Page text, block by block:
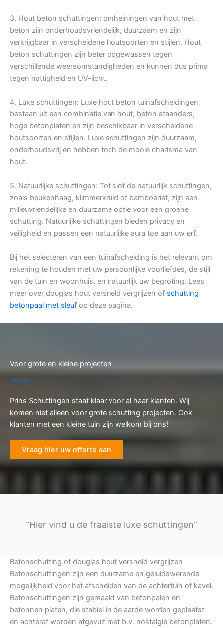
3. Hout beton schuttingen: omheiningen van hout met
beton zijn onderhoudsvriendelijk, duurzaam en zijn
verkrijgbaar in verscheidene houtsoorten en stijlen. Hout
beton schuttingen zijn beter opgewassen tegen
verschillende weersomstandigheden en kunnen dus prima
tegen nattigheid en UV-licht.
4. Luxe schuttingen: Luxe hout beton tuinafscheidingen
bestaan uit een combinatie van hout, beton staanders,
hoge betonplaten en zijn beschikbaar in verscheidene
houtsoorten en stijlen. Luxe schuttingen zijn duurzaam,
onderhoudsvrij en hebben toch de mooie charisma van
hout.
5. Natuurlijke schuttingen: Tot slot de natuurlijk schuttingen,
zoals beukenhaag, klimmerkruid of bamboeriet, zijn een
milieuvriendelijke en duurzame optie voor een groene
schutting. Natuurlijke schuttingen bieden privacy en
veiligheid en passen een natuurlijke aura toe aan uw erf.
Bij het selecteren van een tuinafscheiding is het relevant om
rekening te houden met uw persoonlijke voorliefdes, de stijl
van de tuin en woonhuis, en natuurlijk uw begroting. Lees
meer over douglas hout versneld vergrijzen of schutting
betonpaal met sleuf op deze pagina.
Voor grote en kleine projecten
Prins Schuttingen staat klaar voor al haar klanten. Wij
komen niet alleen voor grote schutting projecten. Ook
klanten met een kleine tuin zijn welkom bij ons!
Vraag hier uw offerte aan
“Hier vind u de fraaiste luxe schuttingen”
Betonschutting of douglas hout versneld vergrijzen
Betonschuttingen zijn een duurzame en geluidswerende
mogelijkheid voor het afscheiden van de achtertuin of kavel.
Betonschuttingen zijn gemaakt van betonpalen en
betonnen platen, die stabiel in de aarde worden geplaatst
en achteraf worden afgevult met b.v. nostalgie betonplaten.